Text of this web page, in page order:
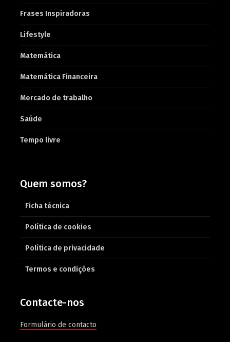
Frases Inspiradoras
Lifestyle
Matemática
Matemática Financeira
Mercado de trabalho
Saúde
Tempo livre
Quem somos?
Ficha técnica
Política de cookies
Política de privacidade
Termos e condições
Contacte-nos
Formulário de contacto